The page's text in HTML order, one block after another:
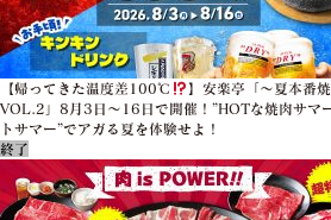
【帰ってきた温度差100℃
】安楽亭「～夏本番
VOL.2」8月3日～16日で開催！”HOTな焼肉サマ
トサマー”でアガる夏を体験せよ！
終了